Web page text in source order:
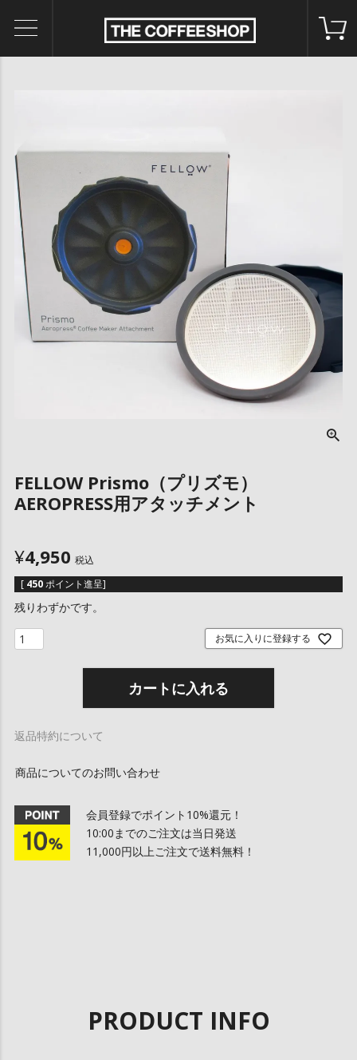
FELLOW Prismo（プリズモ）
AEROPRESS用アタッチメント
¥4,950 税込
[ 450ポイント進呈]
残りわずかです。
お気に入りに登録する
カートに入れる
返品特約について
商品についてのお問い合わせ
会員登録でポイント10%還元！
10:00までのご注文は当日発送
11,000円以上ご注文で送料無料！
PRODUCT INFO